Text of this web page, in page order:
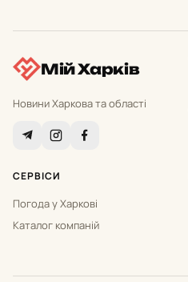
Мій Харків
Новини Харкова та області
СЕРВІСИ
Погода у Харкові
Каталог компаній